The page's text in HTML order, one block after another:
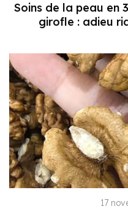
Soins de la peau en
girofle : adieu
17